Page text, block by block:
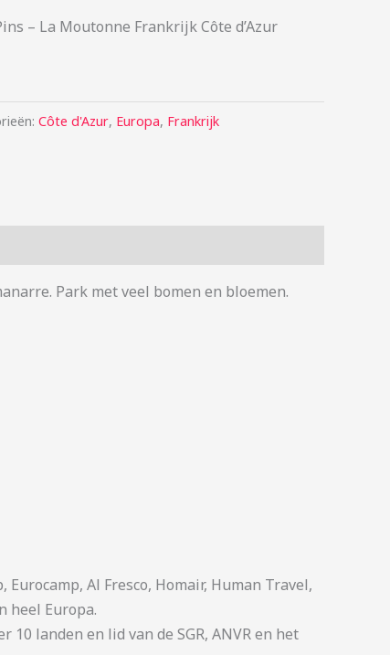
– La Moutonne Frankrijk Côte d’Azur
Côte d'Azur, Europa, Frankrijk
Park met veel bomen en bloemen.
Al Fresco, Homair, Human Travel,
heel Europa.
landen en lid van de SGR, ANVR en het